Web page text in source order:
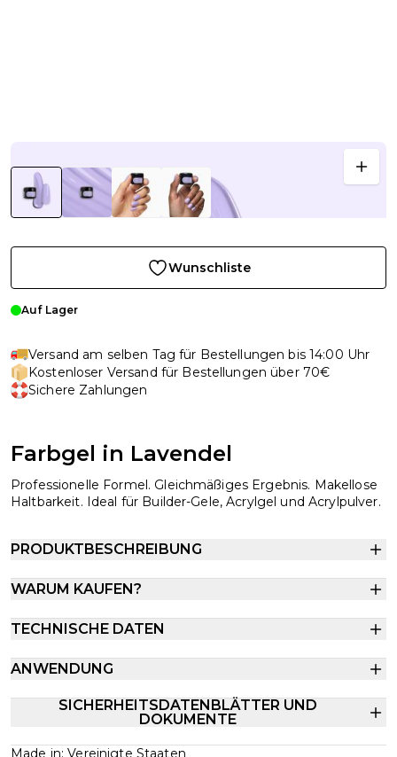
Wunschliste
Auf Lager
Versand am selben Tag für Bestellungen bis 14:00 Uhr
Kostenloser Versand für Bestellungen über 70€
Sichere Zahlungen
Farbgel in Lavendel
Professionelle Formel. Gleichmäßiges Ergebnis. Makellose
Haltbarkeit. Ideal für Builder-Gele, Acrylgel und Acrylpulver.
PRODUKTBESCHREIBUNG
WARUM KAUFEN?
TECHNISCHE DATEN
ANWENDUNG
SICHERHEITSDATENBLÄTTER UND
DOKUMENTE
Made in: Vereinigte Staaten